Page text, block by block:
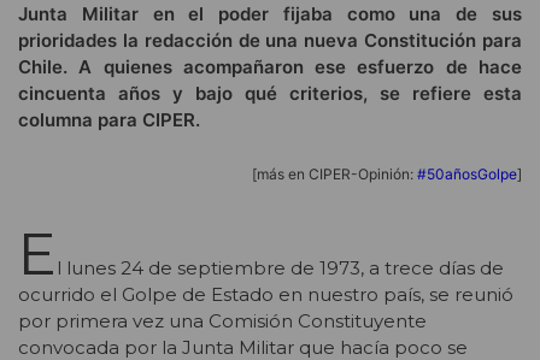
Junta Militar en el poder fijaba como una de sus
prioridades la redacción de una nueva Constitución para
Chile. A quienes acompañaron ese esfuerzo de hace
cincuenta años y bajo qué criterios, se refiere esta
columna para CIPER.
[más en CIPER-Opinión: #50añosGolpe]
E l lunes 24 de septiembre de 1973, a trece días de
ocurrido el Golpe de Estado en nuestro país, se reunió
por primera vez una Comisión Constituyente
convocada por la Junta Militar que hacía poco se